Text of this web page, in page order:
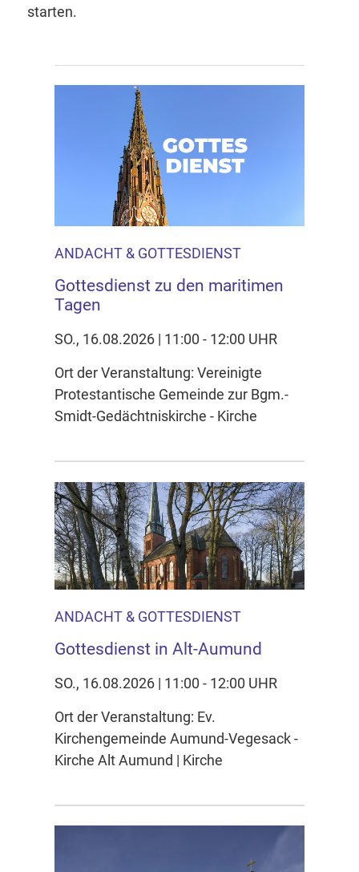
starten.
ANDACHT & GOTTESDIENST
Gottesdienst zu den maritimen
Tagen
SO., 16.08.2026 | 11:00 - 12:00 UHR
Ort der Veranstaltung: Vereinigte
Protestantische Gemeinde zur Bgm.-
Smidt-Gedächtniskirche - Kirche
ANDACHT & GOTTESDIENST
Gottesdienst in Alt-Aumund
SO., 16.08.2026 | 11:00 - 12:00 UHR
Ort der Veranstaltung: Ev.
Kirchengemeinde Aumund-Vegesack -
Kirche Alt Aumund | Kirche